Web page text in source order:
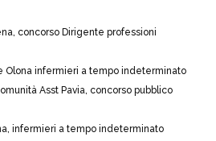
concorso Dirigente professioni
Olona infermieri a tempo indeterminato
Asst Pavia, concorso pubblico
infermieri a tempo indeterminato